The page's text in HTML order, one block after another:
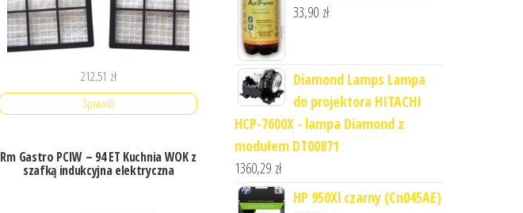
212,51 zł
Sprawdź
Rm Gastro PCIW – 94 ET Kuchnia WOK z
szafką indukcyjna elektryczna
33,90 zł
Diamond Lamps Lampa
do projektora HITACHI
HCP-7600X - lampa Diamond z
modułem DT00871
1360,29 zł
HP 950Xl czarny (Cn045AE)